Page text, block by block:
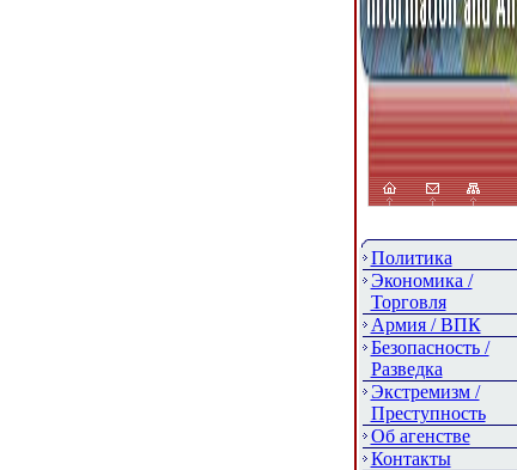
Политика
Экономика /
Торговля
Армия / ВПК
Безопасность /
Разведка
Экстремизм /
Преступность
Об агенстве
Контакты